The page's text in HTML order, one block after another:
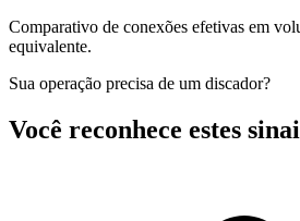
Comparativo de conexões efetivas em
equivalente.
Sua operação precisa de um discador?
Você reconhece estes